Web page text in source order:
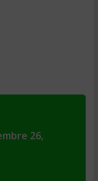
26,